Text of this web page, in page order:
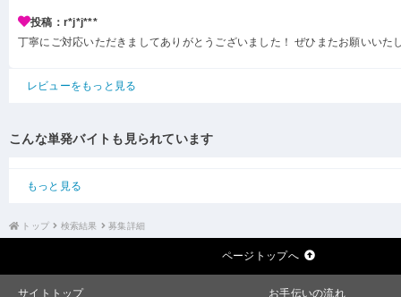
投稿：r*j*j***
丁寧にご対応いただきましてありがとうございました！ ぜひまたお願いいた
レビューをもっと見る
こんな単発バイトも見られています
もっと見る
トップ 検索結果 募集詳細
ページトップへ
サイトトップ
お手伝いの流れ